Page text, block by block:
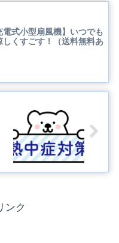
電式小型扇風機】いつでも
しくすごす！（送料無料あ
ンク